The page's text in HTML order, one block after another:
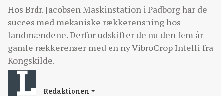
Hos Brdr. Jacobsen Maskinstation i Padborg har de
succes med mekaniske rækkerensning hos
landmændene. Derfor udskifter de nu den fem år
gamle rækkerenser med en ny VibroCrop Intelli fra
Kongskilde.
Redaktionen